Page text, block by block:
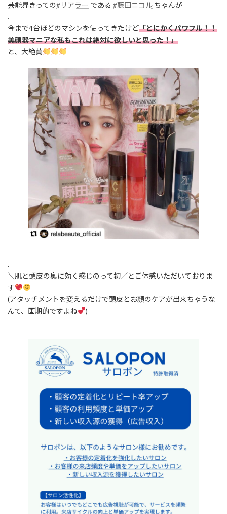
芸能界きっての#リアラー である #藤田ニコル ちゃんが
.
今まで4台ほどのマシンを使ってきたけど「とにかくパワフル！！
美顔器マニアな私もこれは絶対に欲しいと思った！」
と、大絶賛
.
＼肌と頭皮の奥に効く感じのって初／とご体感いただいておりま
す
(アタッチメントを変えるだけで頭皮とお顔のケアが出来ちゃうな
んて、画期的ですよね
)